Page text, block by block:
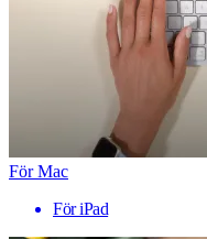
För Mac
För iPad